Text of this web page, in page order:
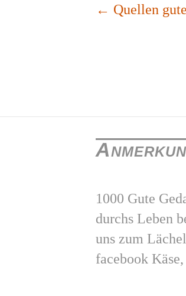
← Quellen
1000 Gute
durchs Leben
uns zum
facebook